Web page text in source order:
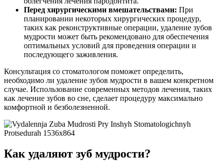
Перед хирургическими вмешательствами: При
планировании некоторых хирургических процедур,
таких как реконструктивные операции, удаление зубов
мудрости может быть рекомендовано для обеспечения
оптимальных условий для проведения операции и
последующего заживления.
Консультация со стоматологом поможет определить,
необходимо ли удаление зубов мудрости в вашем конкретном
случае. Использование современных методов лечения, таких
как лечение зубов во сне, сделает процедуру максимально
комфортной и безболезненной.
Как удаляют зуб мудрости?